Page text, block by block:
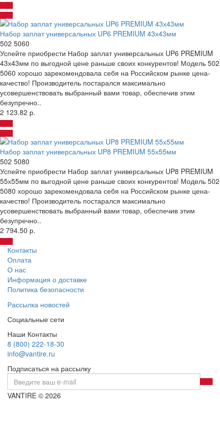
Набор заплат универсальных UP6 PREMIUM 43х43мм
502 5060
Успейте приобрести Набор заплат универсальных UP6 PREMIUM
43х43мм по выгодной цене раньше своих конкурентов! Модель 502
5060 хорошо зарекомендовала себя на Российском рынке цена-
качество! Производитель постарался максимально
усовершенствовать выбранный вами товар, обеспечив этим
безупречно..
2 123.82 р.
Набор заплат универсальных UP8 PREMIUM 55х55мм
502 5080
Успейте приобрести Набор заплат универсальных UP8 PREMIUM
55х55мм по выгодной цене раньше своих конкурентов! Модель 502
5080 хорошо зарекомендовала себя на Российском рынке цена-
качество! Производитель постарался максимально
усовершенствовать выбранный вами товар, обеспечив этим
безупречно..
2 794.50 р.
Контакты
Оплата
О нас
Информация о доставке
Политика безопасности
Рассылка новостей
Социальные сети
Наши Контакты
8 (800) 222-18-30
info@vantire.ru
Подписаться на рассылку
VANTIRE © 2026